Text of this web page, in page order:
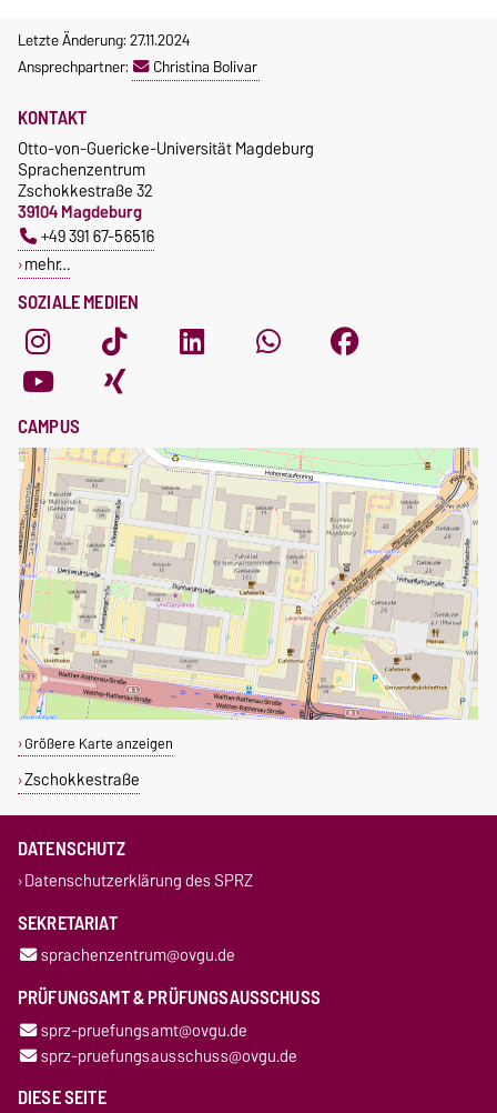
Letzte Änderung: 27.11.2024
Ansprechpartner:
Christina Bolivar
SOZIALE MEDIEN
KONTAKT
Otto-von-Guericke-Universität Magdeburg
Sprachenzentrum
Zschokkestraße 32
39104 Magdeburg
+49 391 67-56516
mehr…
CAMPUS
Größere Karte anzeigen
Zschokkestraße
DATENSCHUTZ
Datenschutzerklärung des SPRZ
SEKRETARIAT
sprachenzentrum@ovgu.de
PRÜFUNGSAMT & PRÜFUNGSAUSSCHUSS
sprz-pruefungsamt@ovgu.de
sprz-pruefungsausschuss@ovgu.de
DIESE SEITE